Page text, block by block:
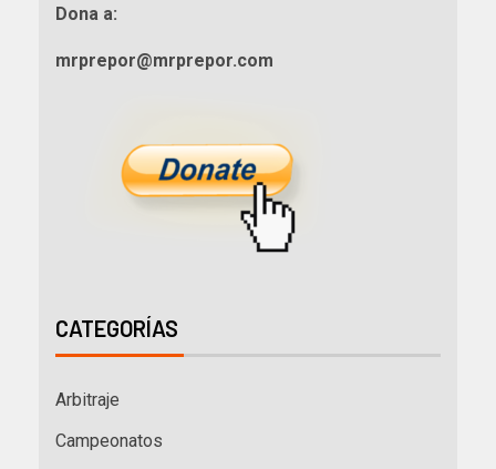
Dona a:
mrprepor@mrprepor.com
CATEGORÍAS
Arbitraje
Campeonatos